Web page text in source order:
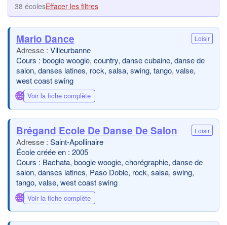
38 écolesEffacer les filtres
Mario Dance Loisir
Villeurbanne
Cours : boogie woogie, country, danse cubaine, danse de
salon, danses latines, rock, salsa, swing, tango, valse,
west coast swing
🌐 Voir la fiche complète
Brégand Ecole De Danse De Salon Loisir
Saint-Apollinaire
École créée en : 2005
Cours : Bachata, boogie woogie, chorégraphie, danse de
salon, danses latines, Paso Doble, rock, salsa, swing,
tango, valse, west coast swing
🌐 Voir la fiche complète